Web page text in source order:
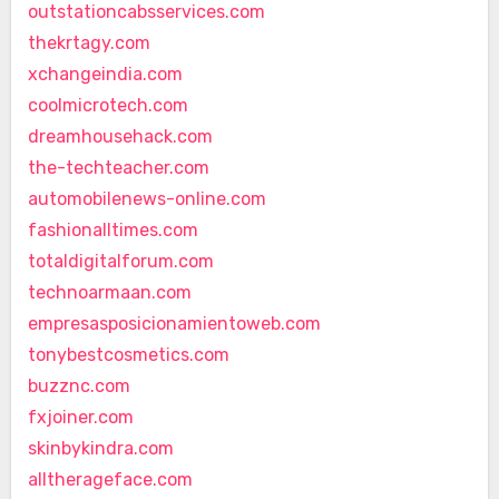
outstationcabsservices.com
thekrtagy.com
xchangeindia.com
coolmicrotech.com
dreamhousehack.com
the-techteacher.com
automobilenews-online.com
fashionalltimes.com
totaldigitalforum.com
technoarmaan.com
empresasposicionamientoweb.com
tonybestcosmetics.com
buzznc.com
fxjoiner.com
skinbykindra.com
alltherageface.com